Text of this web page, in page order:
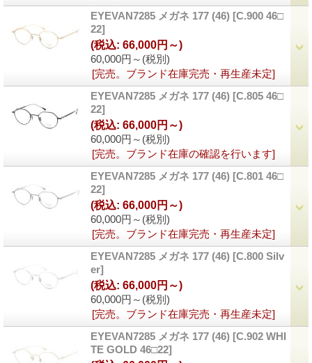
EYEVAN7285 メガネ 177 (46) [C.900 46□
22]
60,000円～ (税別)
(税込: 66,000円～)
[完売。ブランド在庫完売・再生産未定]
EYEVAN7285 メガネ 177 (46) [C.805 46□
22]
60,000円～ (税別)
(税込: 66,000円～)
[完売。ブランド在庫の確認を行います]
EYEVAN7285 メガネ 177 (46) [C.801 46□
22]
60,000円～ (税別)
(税込: 66,000円～)
[完売。ブランド在庫完売・再生産未定]
EYEVAN7285 メガネ 177 (46) [C.800 Silv
er]
60,000円～ (税別)
(税込: 66,000円～)
[完売。ブランド在庫完売・再生産未定]
EYEVAN7285 メガネ 177 (46) [C.902 WHI
TE GOLD 46□22]